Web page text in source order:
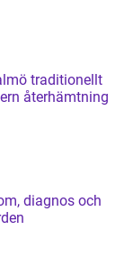
återhämtning